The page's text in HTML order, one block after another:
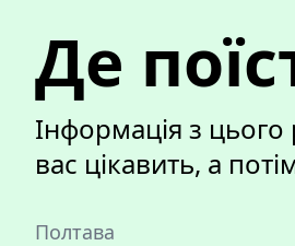
Де
Інформація з цього
вас цікавить, а
Полтава